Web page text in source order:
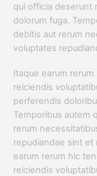
qui officia deserunt
dolorum fuga.
debitis aut rerum
voluptates
Itaque earum
reiciendis
perferendis
Temporibus autem
rerum
repudiandae sint et
earum rerum hic
reiciendis